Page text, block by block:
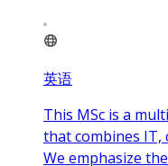
英语
This MSc is a
that combines IT,
We emphasize